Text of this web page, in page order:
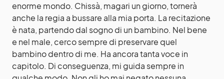
enorme mondo. Chissà, magari un giorno, tornerà
anche la regia a bussare alla mia porta. La recitazione
è nata, partendo dal sogno di un bambino. Nel bene
e nel male, cerco sempre di preservare quel
bambino dentro di me. Ha ancora tanta voce in
capitolo. Di conseguenza, mi guida sempre in